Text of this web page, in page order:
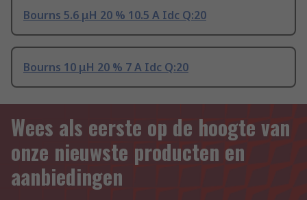
Bourns 5.6 μH 20 % 10.5 A Idc Q:20
Bourns 10 μH 20 % 7 A Idc Q:20
Wees als eerste op de hoogte van
onze nieuwste producten en
aanbiedingen